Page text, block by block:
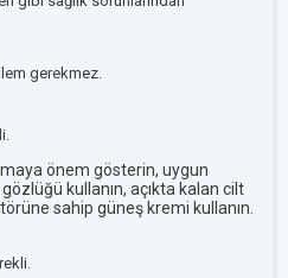
gerekmez.
önem gösterin, uygun
kullanın, açıkta kalan cilt
sahip güneş kremi kullanın.